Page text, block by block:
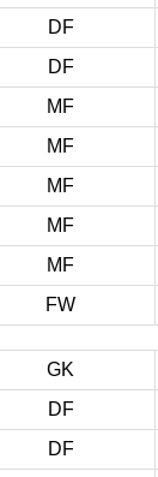
DF
DF
MF
MF
MF
MF
MF
FW
GK
DF
DF